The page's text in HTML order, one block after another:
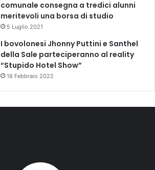
comunale consegna a tredici alunni
meritevoli una borsa di studio
5 Luglio 2021
I bovolonesi Jhonny Puttini e Santhel
della Sale parteciperanno al reality
“Stupido Hotel Show”
18 Febbraio 2022